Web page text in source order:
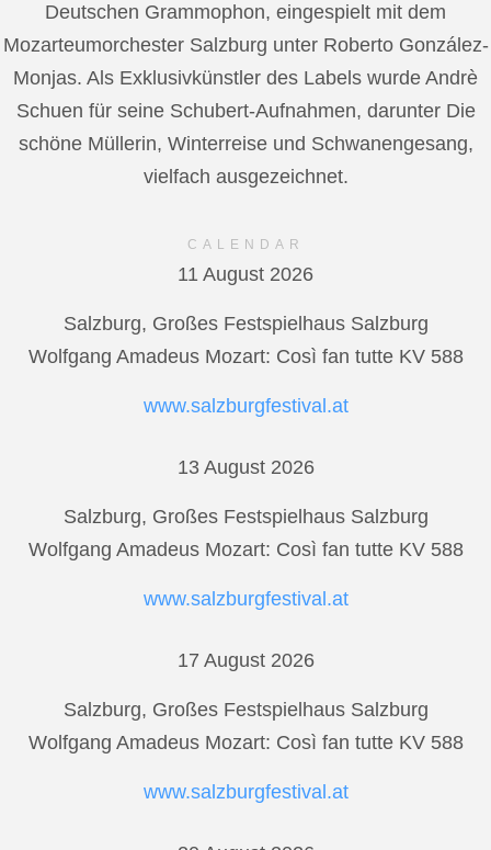
Deutschen Grammophon, eingespielt mit dem
Mozarteumorchester Salzburg unter Roberto González-
Monjas. Als Exklusivkünstler des Labels wurde Andrè
Schuen für seine Schubert-Aufnahmen, darunter Die
schöne Müllerin, Winterreise und Schwanengesang,
vielfach ausgezeichnet.
CALENDAR
11 August 2026
Salzburg, Großes Festspielhaus Salzburg
Wolfgang Amadeus Mozart: Così fan tutte KV 588
www.salzburgfestival.at
13 August 2026
Salzburg, Großes Festspielhaus Salzburg
Wolfgang Amadeus Mozart: Così fan tutte KV 588
www.salzburgfestival.at
17 August 2026
Salzburg, Großes Festspielhaus Salzburg
Wolfgang Amadeus Mozart: Così fan tutte KV 588
www.salzburgfestival.at